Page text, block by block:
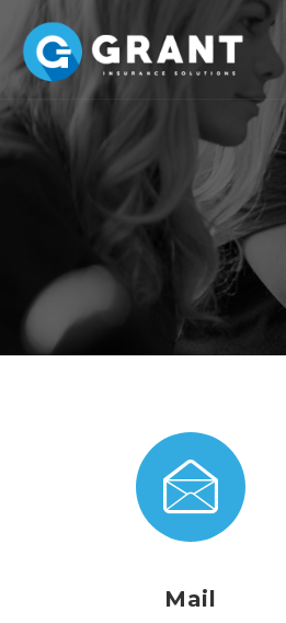
Mail